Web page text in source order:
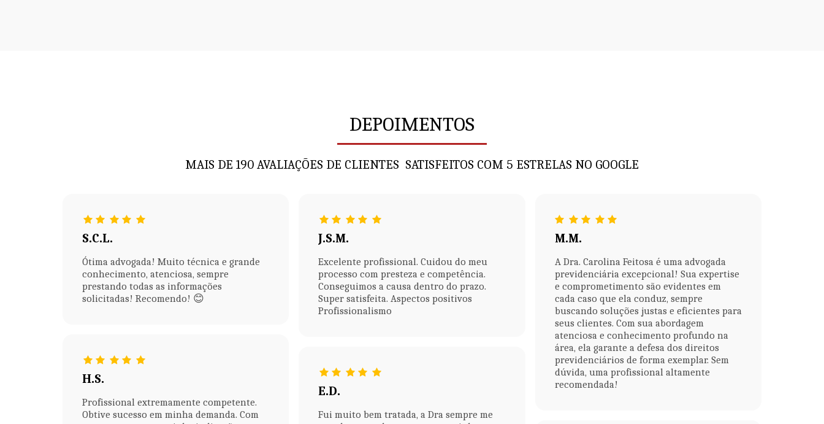
DEPOIMENTOS
MAIS DE 190 AVALIAÇÕES DE CLIENTES  SATISFEITOS COM 5 ESTRELAS NO GOOGLE
S.C.L.
Ótima advogada! Muito técnica e grande
conhecimento, atenciosa, sempre
prestando todas as informações
solicitadas! Recomendo! 😊
H.S.
Profissional extremamente competente.
Obtive sucesso em minha demanda. Com
J.S.M.
Excelente profissional. Cuidou do meu
processo com presteza e competência.
Conseguimos a causa dentro do prazo.
Super satisfeita. Aspectos positivos
Profissionalismo
E.D.
Fui muito bem tratada, a Dra sempre me
M.M.
A Dra. Carolina Feitosa é uma advogada
previdenciária excepcional! Sua expertise
e comprometimento são evidentes em
cada caso que ela conduz, sempre
buscando soluções justas e eficientes para
seus clientes. Com sua abordagem
atenciosa e conhecimento profundo na
área, ela garante a defesa dos direitos
previdenciários de forma exemplar. Sem
dúvida, uma profissional altamente
recomendada!